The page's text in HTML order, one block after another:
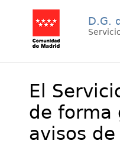
D.G.
El
de forma
avisos de